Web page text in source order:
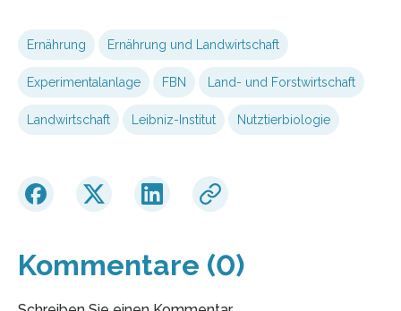
Ernährung Ernährung und Landwirtschaft
Experimentalanlage FBN Land- und Forstwirtschaft
Landwirtschaft Leibniz-Institut Nutztierbiologie
Kommentare (0)